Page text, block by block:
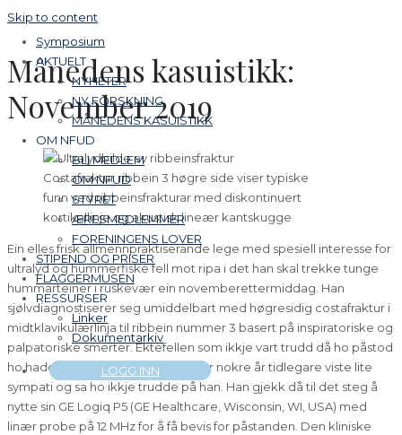
Skip to content
Symposium
AKTUELT
NYHETER
NY FORSKNING
MÅNEDENS KASUISTIKK
OM NFUD
BLI MEDLEM
OM NFUD
STYRET
ÆRESMEDLEMMER
FORENINGENS LOVER
STIPEND OG PRISER
FLAGGERMUSEN
RESSURSER
Linker
Dokumentarkiv
LOGG INN
Månedens kasuistikk:
November 2019
Costafraktur ribbein 3 høgre side viser typiske
funn ved ribbeinsfrakturar med diskontinuert
kortikallinje og akustisk lineær kantskugge
Ein elles frisk allmennpraktiserande lege med spesiell interesse for
ultralyd og hummerfiske fell mot ripa i det han skal trekke tunge
hummarteiner i ruskevær ein novemberettermiddag. Han
sjølvdiagnostiserer seg umiddelbart med høgresidig costafraktur i
midtklavikulærlinja til ribbein nummer 3 basert på inspiratoriske og
palpatoriske smerter. Ektefellen som ikkje vart trudd då ho påstod
ho hadde hosta på seg costafraktur nokre år tidlegare viste lite
sympati og sa ho ikkje trudde på han. Han gjekk då til det steg å
nytte sin GE Logiq P5 (GE Healthcare, Wisconsin, WI, USA) med
linær probe på 12 MHz for å få bevis for påstanden. Den kliniske